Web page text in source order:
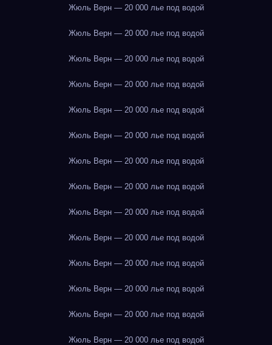
Жюль Верн — 20 000 лье под водой
Жюль Верн — 20 000 лье под водой
Жюль Верн — 20 000 лье под водой
Жюль Верн — 20 000 лье под водой
Жюль Верн — 20 000 лье под водой
Жюль Верн — 20 000 лье под водой
Жюль Верн — 20 000 лье под водой
Жюль Верн — 20 000 лье под водой
Жюль Верн — 20 000 лье под водой
Жюль Верн — 20 000 лье под водой
Жюль Верн — 20 000 лье под водой
Жюль Верн — 20 000 лье под водой
Жюль Верн — 20 000 лье под водой
Жюль Верн — 20 000 лье под водой